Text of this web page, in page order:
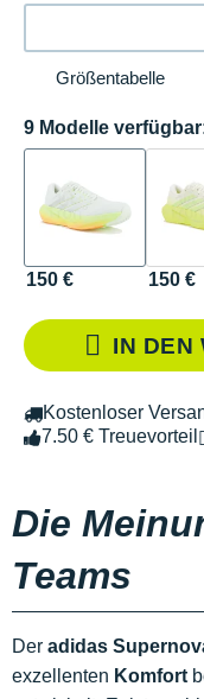
Größentabelle
9 Modelle
150 € 150 €
IN DEN
Kostenloser
7.50 € Treuevorteil
Die
Teams
Der adidas
exzellenten Komfort